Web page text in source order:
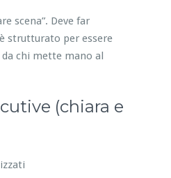
scena”. Deve far
strutturato per essere
da chi mette mano al
(chiara e